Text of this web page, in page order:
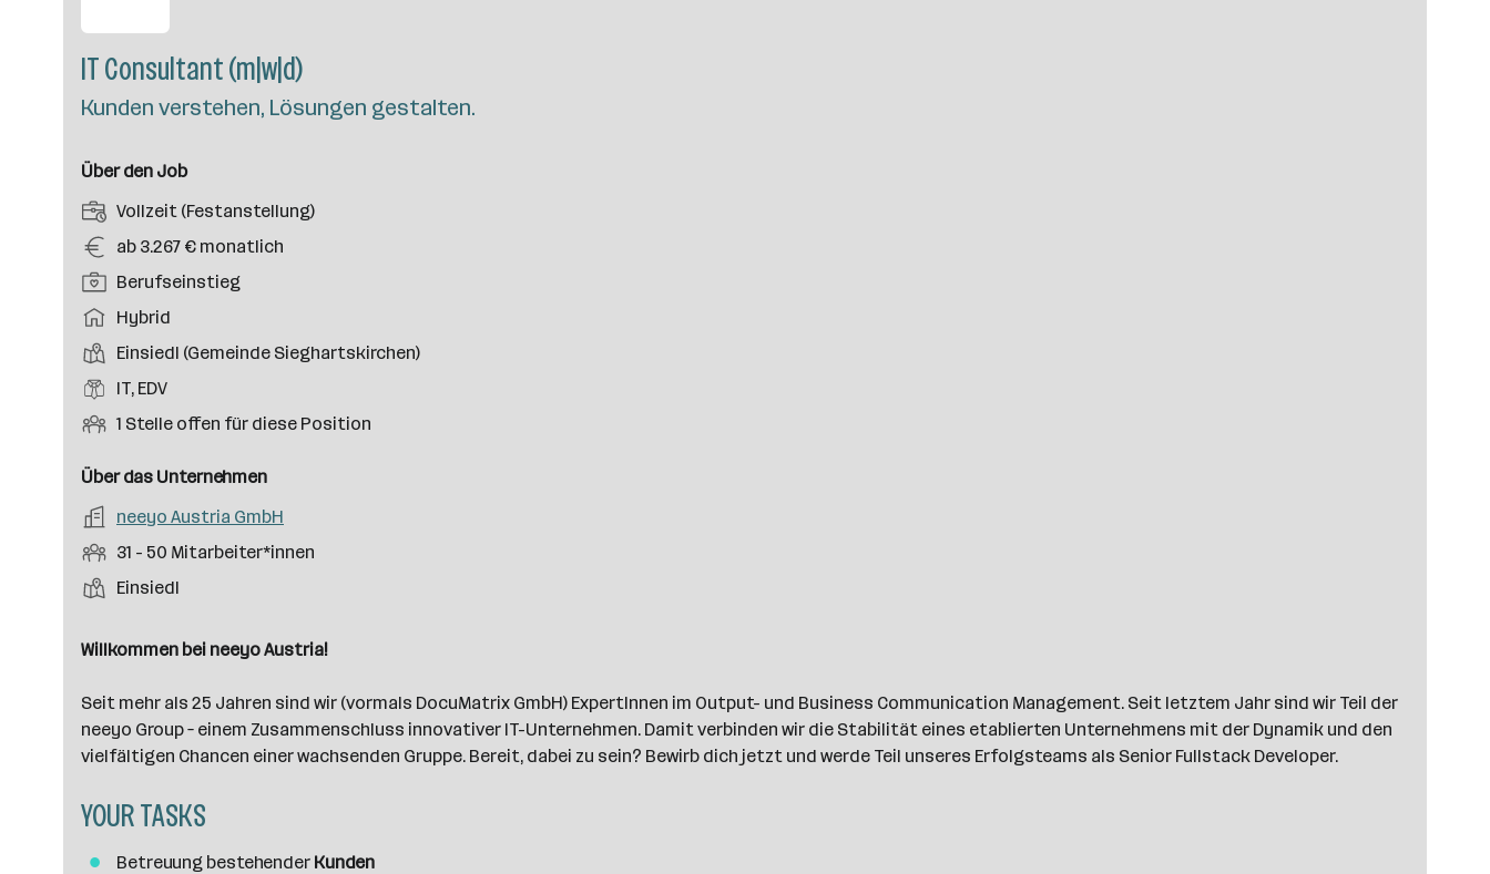
IT Consultant (m|w|d)
Kunden verstehen, Lösungen gestalten.
Über den Job
A
n
t
e
l
u
n
s
r
t
Vollzeit (Festanstellung)
G
e
h
a
l
t
ab 3.267 € monatlich
P
o
i
t
i
n
e
b
n
Berufseinstieg
A
r
b
e
i
s
m
o
d
e
Hybrid
D
i
n
t
o
t
Einsiedl (Gemeinde Sieghartskirchen)
B
e
u
s
f
l
e
IT, EDV
O
f
n
e
S
l
e
n
1 Stelle offen für diese Position
Über das Unternehmen
A
r
e
t
e
b
e
neeyo Austria GmbH
M
i
t
r
e
i
t
r
31 - 50 Mitarbeiter*innen
S
a
d
o
r
e
Einsiedl
Willkommen bei neeyo Austria!
Seit mehr als 25 Jahren sind wir (vormals DocuMatrix GmbH) ExpertInnen im Output- und Business Communication Management. Seit letztem Jahr sind wir Teil der
neeyo Group – einem Zusammenschluss innovativer IT-Unternehmen. Damit verbinden wir die Stabilität eines etablierten Unternehmens mit der Dynamik und den
vielfältigen Chancen einer wachsenden Gruppe. Bereit, dabei zu sein? Bewirb dich jetzt und werde Teil unseres Erfolgsteams als Senior Fullstack Developer.
YOUR TASKS
Betreuung bestehender Kunden